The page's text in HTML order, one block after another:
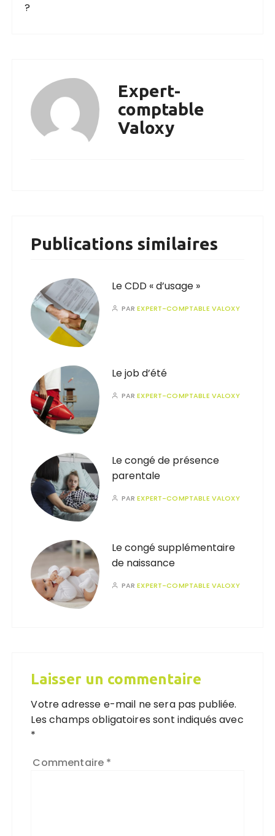
?
Expert-
comptable
Valoxy
Publications similaires
Le CDD « d’usage »
PAREXPERT-COMPTABLE VALOXY
Le job d’été
PAREXPERT-COMPTABLE VALOXY
Le congé de présence
parentale
PAREXPERT-COMPTABLE VALOXY
Le congé supplémentaire
de naissance
PAREXPERT-COMPTABLE VALOXY
Laisser un commentaire
Votre adresse e-mail ne sera pas publiée.
Les champs obligatoires sont indiqués avec
*
Commentaire *